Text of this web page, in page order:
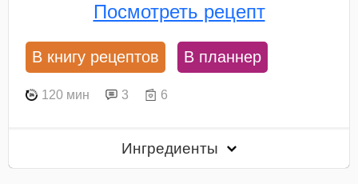
Посмотреть рецепт
В книгу рецептов В планнер
120 мин 3 6
Ингредиенты